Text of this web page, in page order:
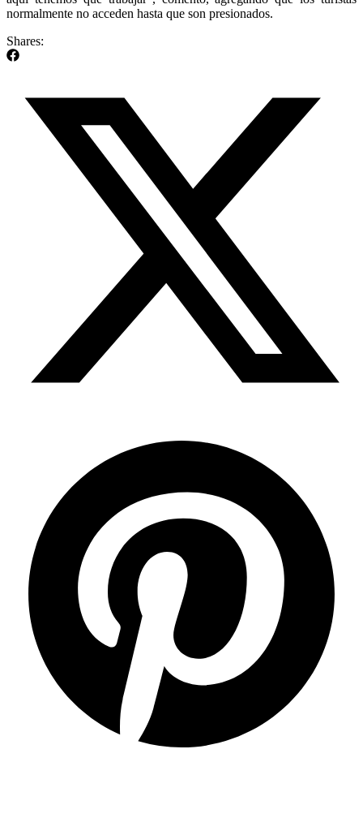
normalmente no acceden hasta que son presionados.
Shares: